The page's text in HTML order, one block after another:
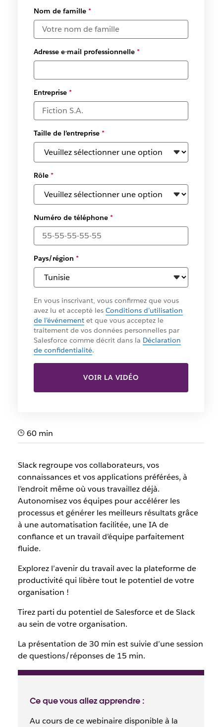
disponibles
*
Nom de famille*
Adresse e-mail professionnelle*
Entreprise*
Taille de l’entreprise*
Rôle*
Numéro de téléphone*
Pays/région *
En vous inscrivant, vous confirmez que vous
avez lu et accepté les Conditions d’utilisation
de l’événementet que vous acceptez le
traitement de vos données personnelles par
Salesforce comme décrit dans la Déclaration
de confidentialité.
VOIR LA VIDÉO
60 min
Slack regroupe vos collaborateurs, vos
connaissances et vos applications préférées, à
l’endroit même où vous travaillez déjà.
Autonomisez vos équipes pour accélérer les
processus et générer les meilleurs résultats grâce
à une automatisation facilitée, une IA de
confiance et un travail d’équipe parfaitement
fluide.
Explorez l’avenir du travail avec la plateforme de
productivité qui libère tout le potentiel de votre
organisation !
Tirez parti du potentiel de Salesforce et de Slack
au sein de votre organisation.
La présentation de 30 min est suivie d’une session
de questions/réponses de 15 min.
Ce que vous allez apprendre :
Au cours de ce webinaire disponible à la